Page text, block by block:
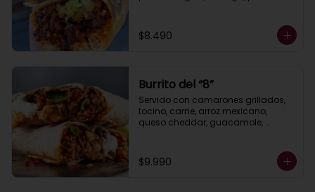
ácida).
$8.490
Burrito del “8”
Servido con camarones grillados,
tocino, carne, arroz mexicano,
queso cheddar, guacamole,
ácida).
$9.990